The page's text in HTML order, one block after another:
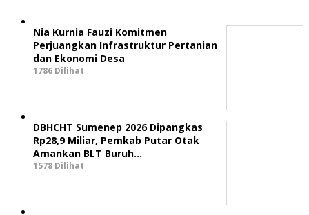
Nia Kurnia Fauzi Komitmen
Perjuangkan Infrastruktur Pertanian
dan Ekonomi Desa
1786 Dilihat
DBHCHT Sumenep 2026 Dipangkas
Rp28,9 Miliar, Pemkab Putar Otak
Amankan BLT Buruh…
1578 Dilihat